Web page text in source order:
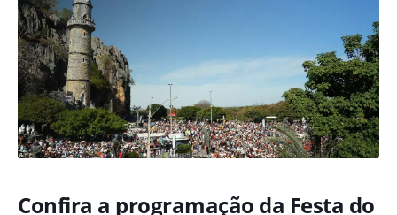
Confira a programação da Festa do